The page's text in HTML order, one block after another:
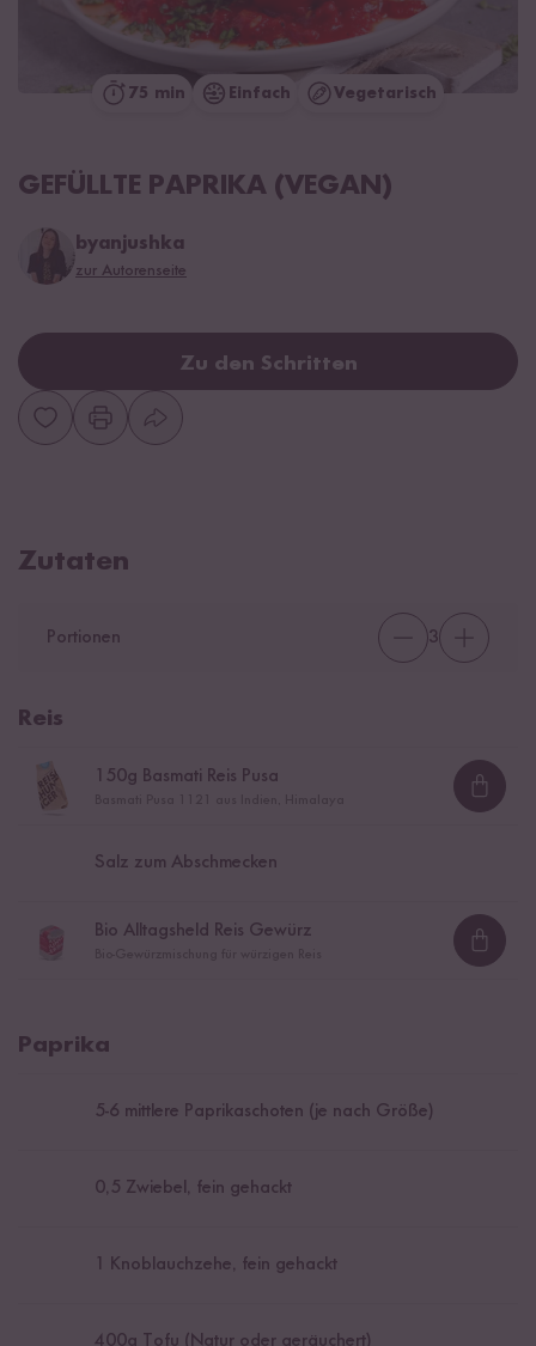
75 min Einfach Vegetarisch
GEFÜLLTE PAPRIKA (VEGAN)
byanjushka
zur Autorenseite
Zu den Schritten
Zutaten
Portionen 3
Reis
150g Basmati Reis Pusa
Salz zum Abschmecken
Bio Alltagsheld Reis Gewürz
Paprika
5-6 mittlere Paprikaschoten (je nach Größe)
0,5 Zwiebel, fein gehackt
1 Knoblauchzehe, fein gehackt
400g Tofu (Natur oder geräuchert)